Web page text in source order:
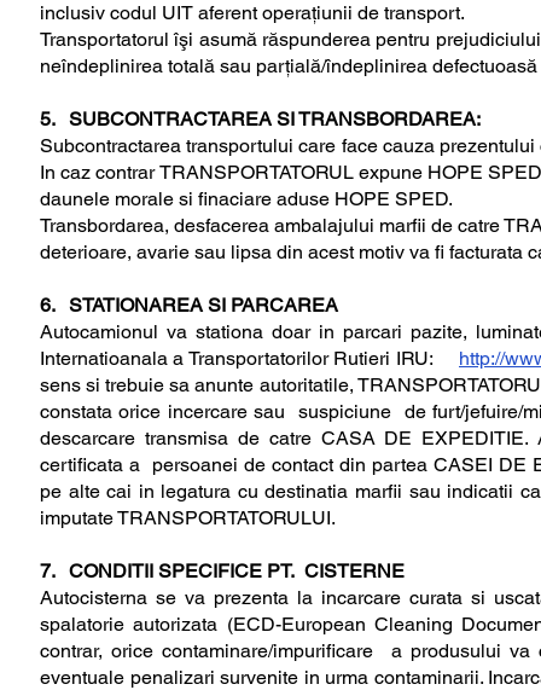
inclusiv codul UIT aferent operaţiunii de transport.
Transportatorul îşi asumă răspunderea pentru
neîndeplinirea totală sau parţială/îndeplinirea
5. SUBCONTRACTAREA SI TRANSBORDAREA:
Subcontractarea transportului care face cauza
In caz contrar TRANSPORTATORUL expune HOPE
daunele morale si finaciare aduse HOPE SPED.
Transbordarea, desfacerea ambalajului marfii de catre
deterioare, avarie sau lipsa din acest motiv va fi facturata
6. STATIONAREA SI PARCAREA
Autocamionul va stationa doar in parcari pazite,
Internatioanala a Transportatorilor Rutieri IRU: http://
sens si trebuie sa anunte autoritatile,
constata orice incercare sau suspiciune de furt/jefuire/
descarcare transmisa de catre CASA DE
certificata a persoanei de contact din partea CASEI DE
pe alte cai in legatura cu destinatia marfii sau indicatii
imputate TRANSPORTATORULUI.
7. CONDITII SPECIFICE PT. CISTERNE
Autocisterna se va prezenta la incarcare curata si
spalatorie autorizata (ECD-European Cleaning
contrar, orice contaminare/impurificare a produsului
eventuale penalizari survenite in urma contaminarii.